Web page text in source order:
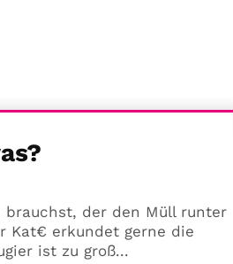
brauchst, der den Müll runter
erkundet gerne die
ist zu groß...